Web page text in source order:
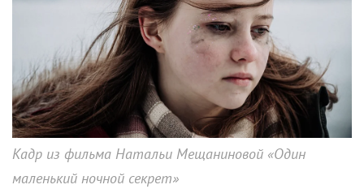
Кадр из фильма Натальи Мещаниновой «Один
маленький ночной секрет»